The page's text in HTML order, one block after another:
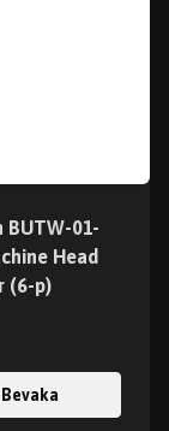
BUTW-01-
Head
(6-p)
Bevaka